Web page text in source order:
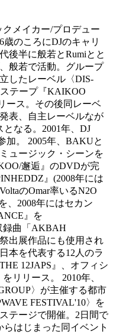
クメイカー/プロデュー
のころにDJのキャリ
後半に般若とRumiとと
般若で活動。グループ
したレーベル〈DIS-
テープ『KAIKOO
ース。その後同レーベ
表、自主レーベルなが
となる。2001年、DJ
加。 2005年、BAKUと
ュージック・シーンを
邂逅』のDVDが完
』(2008年には
のOmar率いるN2O
、2008年にはセカン
』を
録曲「AKBAH
出展作品にも使用され
本を代表する12人のラ
12JAPS』、オフィシ
リリース。 2010年、
〉が主催する都市
FESTIVAL'10〉を
テージで開催。2日間で
らはじまった同イベント